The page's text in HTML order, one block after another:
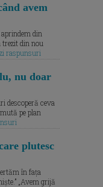
avem
din
trezit din nou
raspunsuri
nu doar
descoperă ceva
pe plan
plutesc
în fața
„Avem grijă